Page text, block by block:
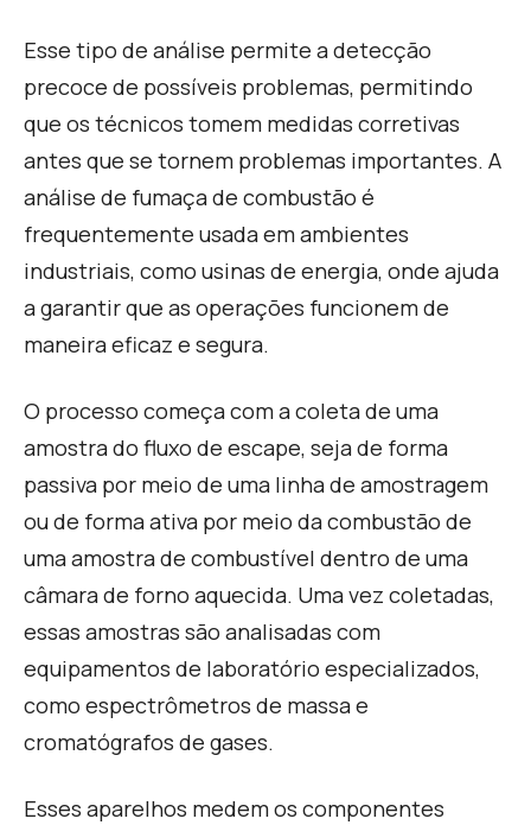
Esse tipo de análise permite a detecção
precoce de possíveis problemas, permitindo
que os técnicos tomem medidas corretivas
antes que se tornem problemas importantes. A
análise de fumaça de combustão é
frequentemente usada em ambientes
industriais, como usinas de energia, onde ajuda
a garantir que as operações funcionem de
maneira eficaz e segura.
O processo começa com a coleta de uma
amostra do fluxo de escape, seja de forma
passiva por meio de uma linha de amostragem
ou de forma ativa por meio da combustão de
uma amostra de combustível dentro de uma
câmara de forno aquecida. Uma vez coletadas,
essas amostras são analisadas com
equipamentos de laboratório especializados,
como espectrômetros de massa e
cromatógrafos de gases.
Esses aparelhos medem os componentes